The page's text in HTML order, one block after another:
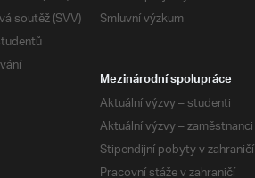
soutěž (SVV)
Smluvní výzkum
Mezinárodní spolupráce
Aktuální výzvy – studenti
Aktuální výzvy – zaměstnanci
Stipendijní pobyty v zahraničí
Pracovní stáže v zahraničí